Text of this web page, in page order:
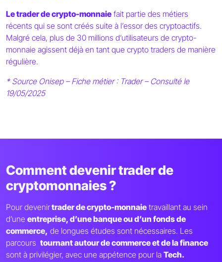
Le trader de crypto-monnaie fait partie des métiers
récents qui se sont créés suite à l’essor des cryptoactifs.
Malgré cela, plus de 30 millions d’utilisateurs de crypto-
monnaie agissent déjà en tant que crypto traders de manière
régulière.
* Source Onisep – Fiche métier : Trader – Consulté le
19/05/2025
Comment devenir trader de
cryptomonnaies ?
Pour devenirtrader de crypto-monnaie travaillant au sein
d’une entreprise, d’une banque ou d’un fonds de
commerce, de longues études sont nécessaires. Les
parcours tournant autour de commerce et de la finance
sont à privilégier, avec une appétence pour la Tech.